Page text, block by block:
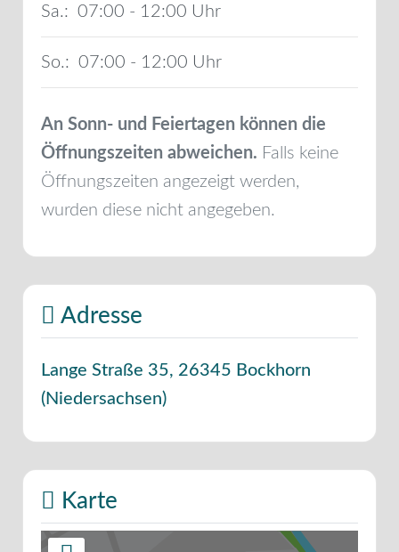
Sa.: 07:00 - 12:00
So.: 07:00 - 12:00
An Sonn- und Feiertagen können die
Öffnungszeiten abweichen. Falls keine
Öffnungszeiten angezeigt werden,
wurden diese nicht angegeben.
Adresse
Lange Straße 35, 26345 Bockhorn
(Niedersachsen)
Karte